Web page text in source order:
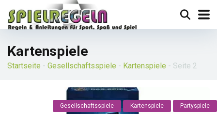
Kartenspiele
Startseite - Gesellschaftsspiele - Kartenspiele - Seite 2
Gesellschaftsspiele Kartenspiele Partyspiele